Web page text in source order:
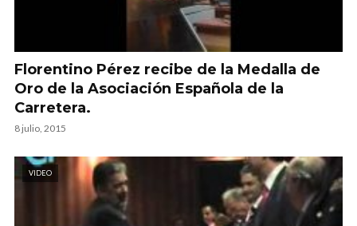
Florentino Pérez recibe de la Medalla de
Oro de la Asociación Española de la
Carretera.
8 julio, 2015
VIDEO